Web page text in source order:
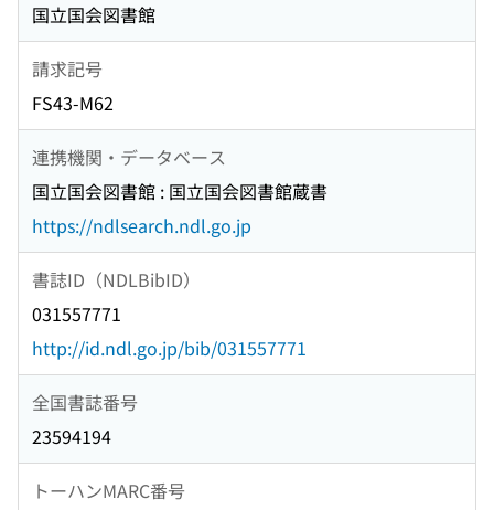
国立国会図書館
請求記号
FS43-M62
連携機関・データベース
国立国会図書館 : 国立国会図書館蔵書
https://ndlsearch.ndl.go.jp
書誌ID（NDLBibID）
031557771
http://id.ndl.go.jp/bib/031557771
全国書誌番号
23594194
トーハンMARC番号